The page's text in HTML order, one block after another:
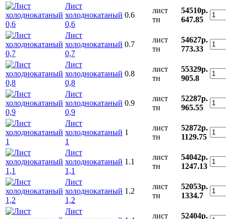
Лист
холоднокатаный
0,6
0.6
лист
тн
54510р.
647.85
Лист
холоднокатаный
0,7
0.7
лист
тн
54627р.
773.33
Лист
холоднокатаный
0,8
0.8
лист
тн
55329р.
905.8
Лист
холоднокатаный
0,9
0.9
лист
тн
52287р.
965.55
Лист
холоднокатаный
1
1
лист
тн
52872р.
1129.75
Лист
холоднокатаный
1,1
1.1
лист
тн
54042р.
1247.13
Лист
холоднокатаный
1,2
1.2
лист
тн
52053р.
1334.7
Лист
лист
52404р.